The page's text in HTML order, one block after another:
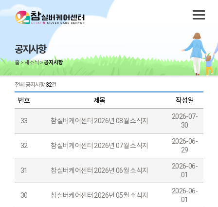
공지사항
홈 새소식 공지사항
전체 공지사항32건
번호 제목 작성일
33 참실버케어센터 2026년 08월 소식지
2026-07-
30
32 참실버케어센터 2026년 07월 소식지
2026-06-
29
31 참실버케어센터 2026년 06월 소식지
2026-06-
01
30 참실버케어센터 2026년 05월 소식지
2026-06-
01